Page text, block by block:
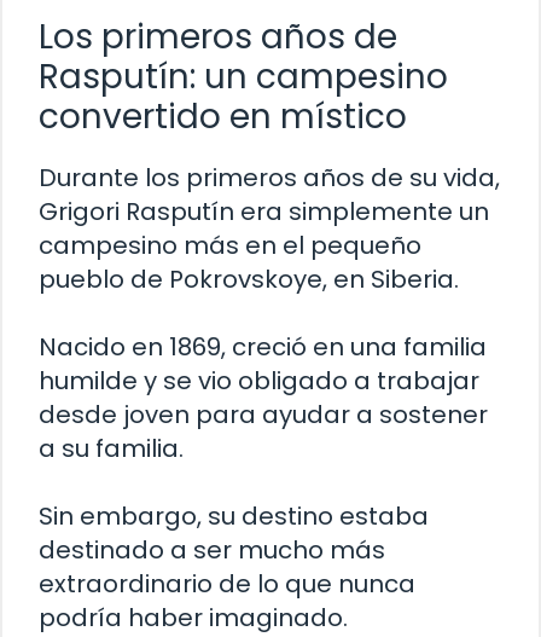
Los primeros años de
Rasputín: un campesino
convertido en místico
Durante los primeros años de su vida,
Grigori Rasputín era simplemente un
campesino más en el pequeño
pueblo de Pokrovskoye, en Siberia.
Nacido en 1869, creció en una familia
humilde y se vio obligado a trabajar
desde joven para ayudar a sostener
a su familia.
Sin embargo, su destino estaba
destinado a ser mucho más
extraordinario de lo que nunca
podría haber imaginado.